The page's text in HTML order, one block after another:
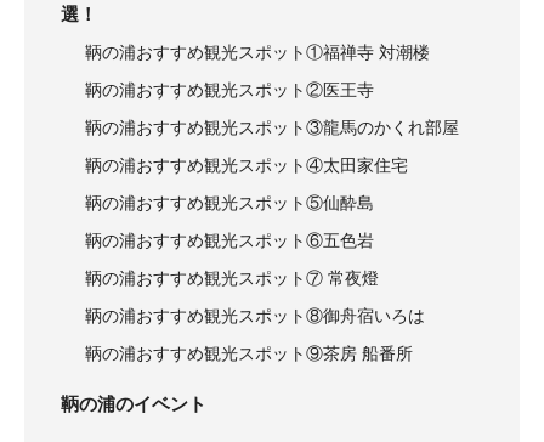
選！
鞆の浦おすすめ観光スポット①福禅寺 対潮楼
鞆の浦おすすめ観光スポット②医王寺
鞆の浦おすすめ観光スポット③龍馬のかくれ部屋
鞆の浦おすすめ観光スポット④太田家住宅
鞆の浦おすすめ観光スポット⑤仙酔島
鞆の浦おすすめ観光スポット⑥五色岩
鞆の浦おすすめ観光スポット⑦ 常夜燈
鞆の浦おすすめ観光スポット⑧御舟宿いろは
鞆の浦おすすめ観光スポット⑨茶房 船番所
鞆の浦のイベント